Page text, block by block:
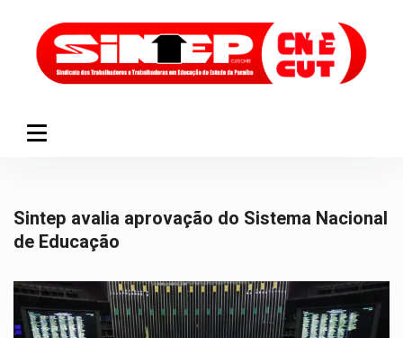
Sintep avalia aprovação do Sistema Nacional
de Educação